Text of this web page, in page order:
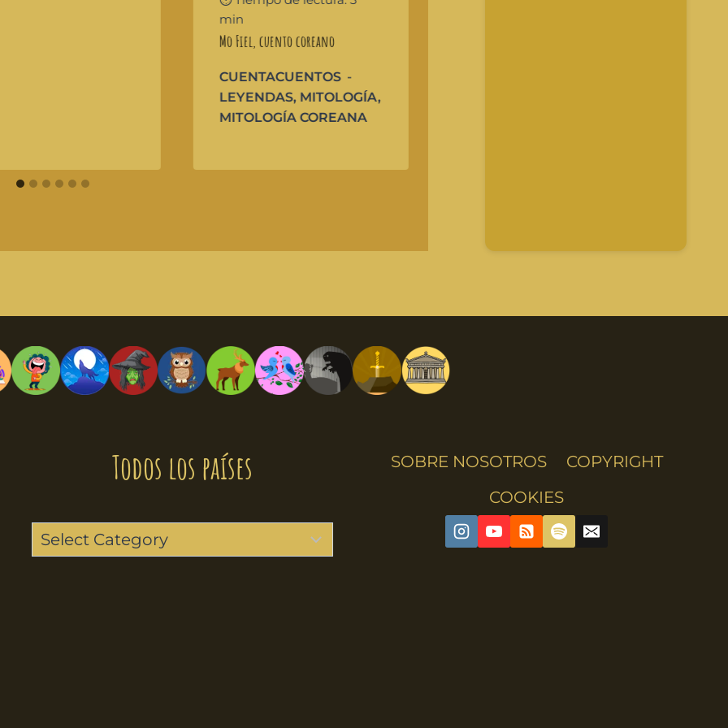
min
Mo Fiel, cuento coreano
CUENTACUENTOS
LEYENDAS, MITOLOGÍA,
MITOLOGÍA COREANA
Todos los países SOBRE NOSOTROS
COPYRIGHT
COOKIES